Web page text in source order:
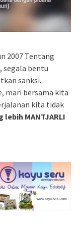
2007 Tentang
segala bentu
sanksi.
mari bersama kita
kita tidak
lebih MANTJARLI